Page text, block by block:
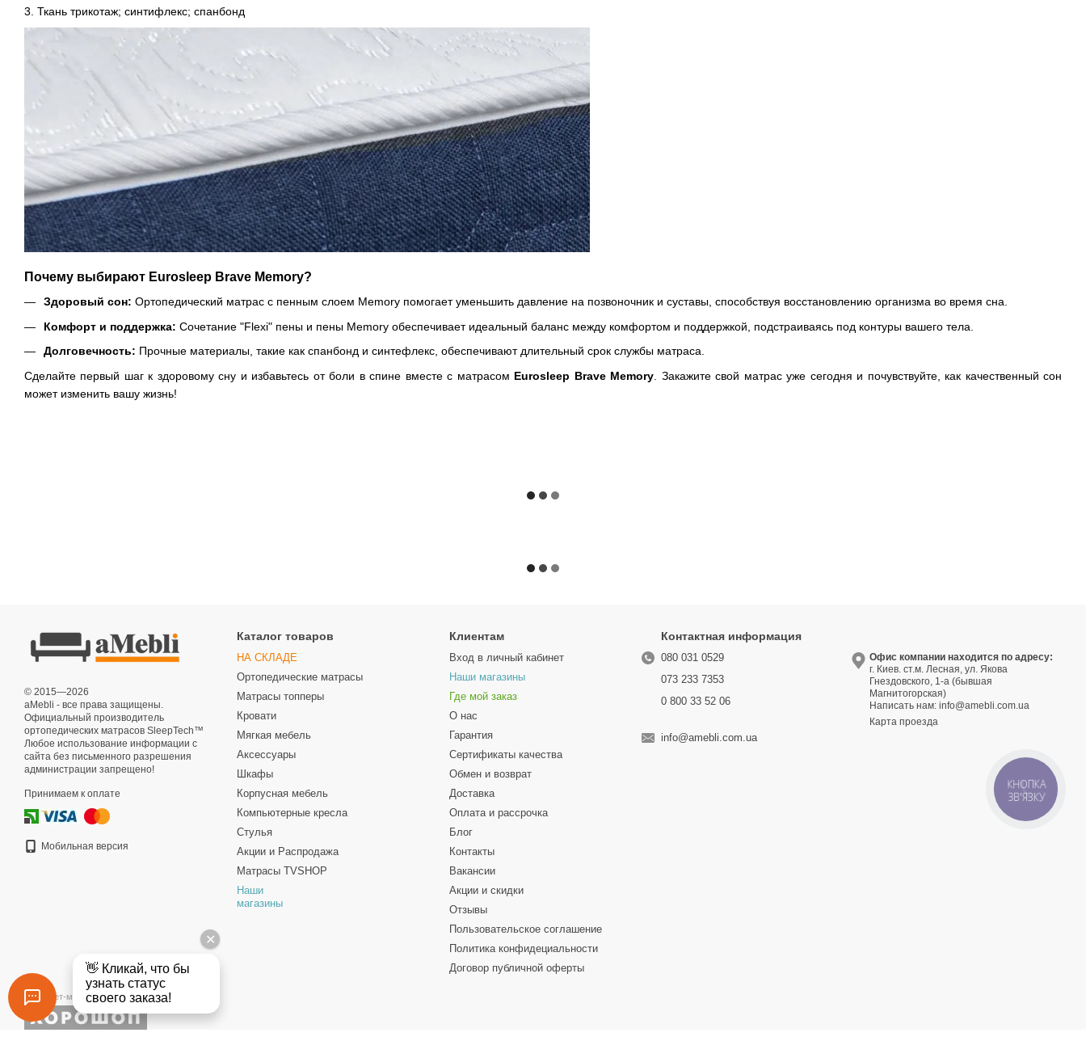
3. Ткань трикотаж; синтифлекс; спанбонд
Почему выбирают Eurosleep Brave Memory?
Здоровый сон: Ортопедический матрас с пенным слоем Memory помогает уменьшить давление на позвоночник и суставы, способствуя восстановлению организма во время сна.
Комфорт и поддержка: Сочетание "Flexi" пены и пены Memory обеспечивает идеальный баланс между комфортом и поддержкой, подстраиваясь под контуры вашего тела.
Долговечность: Прочные материалы, такие как спанбонд и синтефлекс, обеспечивают длительный срок службы матраса.
Сделайте первый шаг к здоровому сну и избавьтесь от боли в спине вместе с матрасом Eurosleep Brave Memory . Закажите свой матрас уже сегодня и почувствуйте, как качественный сон
может изменить вашу жизнь!
© 2015—2026
aMebli - все права защищены.
Официальный производитель
ортопедических матрасов SleepTech™
Любое использование информации с
сайта без письменного разрешения
администрации запрещено!
Принимаем к оплате
Мобильная версия
Интернет-магазин создан с Хорошоп
Каталог товаров
НА СКЛАДЕ
Ортопедические матрасы
Матрасы топперы
Кровати
Мягкая мебель
Аксессуары
Шкафы
Корпусная мебель
Компьютерные кресла
Стулья
Акции и Распродажа
Матрасы TVSHOP
Наши
магазины
Клиентам
Вход в личный кабинет
Наши магазины
Где мой заказ
О нас
Гарантия
Сертификаты качества
Обмен и возврат
Доставка
Оплата и рассрочка
Блог
Контакты
Вакансии
Акции и скидки
Отзывы
Пользовательское соглашение
Политика конфидециальности
Договор публичной оферты
Контактная информация
080 031 0529
073 233 7353
0 800 33 52 06
info@amebli.com.ua
Офис компании находится по адресу:
г. Киев. ст.м. Лесная, ул. Якова
Гнездовского, 1-а (бывшая
Магнитогорская)
Написать нам:info@amebli.com.ua
Карта проезда